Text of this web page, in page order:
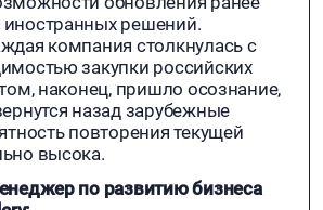
решений.
компания столкнулась с
закупки российских
наконец, пришло осознание,
назад зарубежные
повторения текущей
высока.
по развитию бизнеса